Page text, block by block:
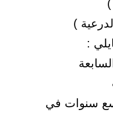
:
سنوات في